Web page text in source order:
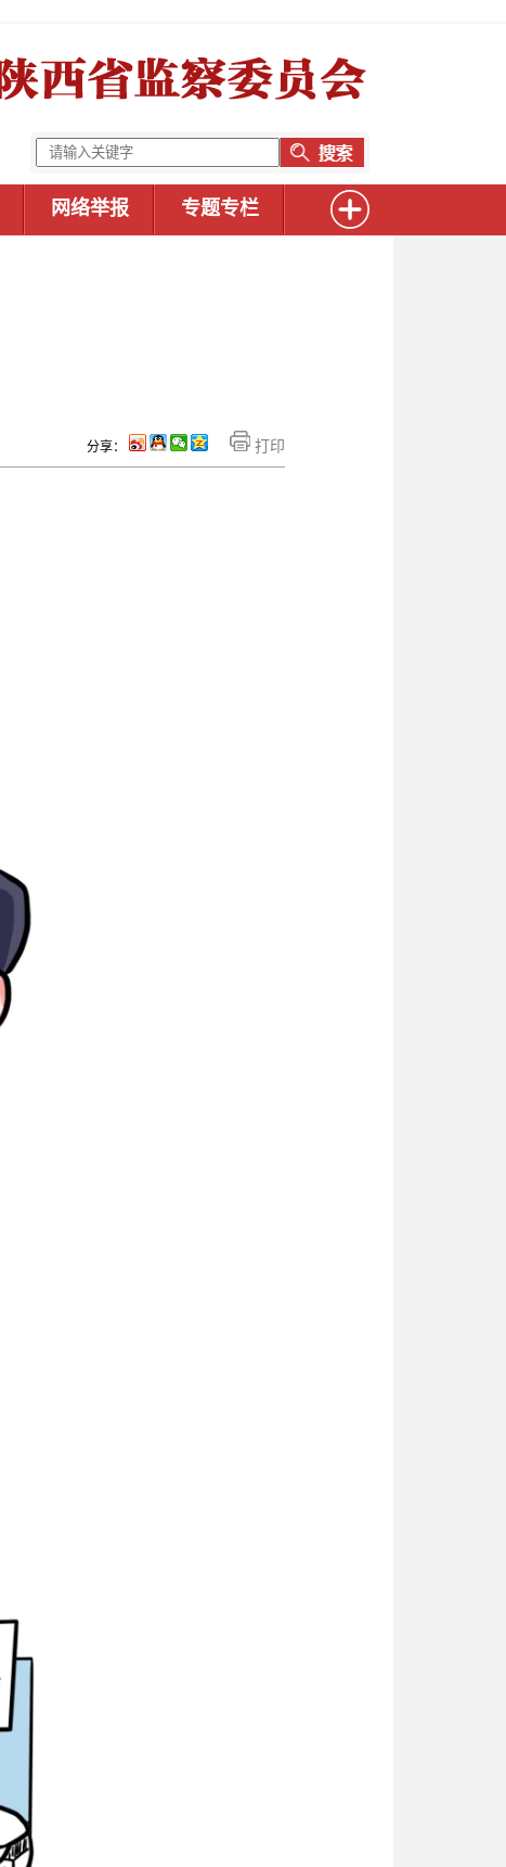
网络举报 专题专栏
打印
分享：